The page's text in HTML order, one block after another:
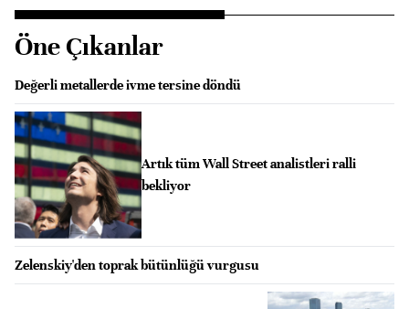
Öne Çıkanlar
Değerli metallerde ivme tersine döndü
Artık tüm Wall Street analistleri ralli
bekliyor
Zelenskiy'den toprak bütünlüğü vurgusu